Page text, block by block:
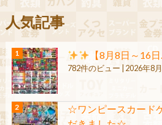
人気記事
【8月8日～16日
782件のビュー 2026年8
☆ワンピースカード